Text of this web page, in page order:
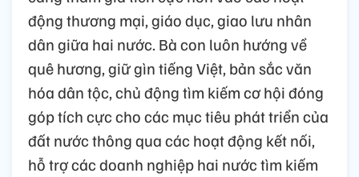
động thương mại, giáo dục, giao lưu nhân
dân giữa hai nước. Bà con luôn hướng về
quê hương, giữ gìn tiếng Việt, bản sắc văn
hóa dân tộc, chủ động tìm kiếm cơ hội đóng
góp tích cực cho các mục tiêu phát triển của
đất nước thông qua các hoạt động kết nối,
hỗ trợ các doanh nghiệp hai nước tìm kiếm